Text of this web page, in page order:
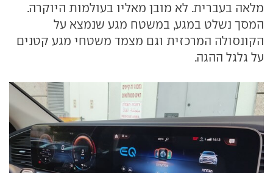
מלאה בעברית. לא מובן מאליו בעולמות היוקרה.
המסך נשלט במגע, במשטח מגע שנמצא על
הקונסולה המרכזית וגם מצמד משטחי מגע קטנים
על גלגל ההגה.